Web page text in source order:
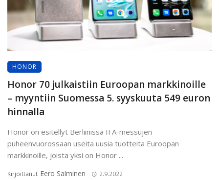
HONOR
Honor 70 julkaistiin Euroopan markkinoille
– myyntiin Suomessa 5. syyskuuta 549 euron
hinnalla
Honor on esitellyt Berliinissä IFA-messujen
puheenvuorossaan useita uusia tuotteita Euroopan
markkinoille, joista yksi on Honor ...
Kirjoittanut Eero Salminen 2.9.2022